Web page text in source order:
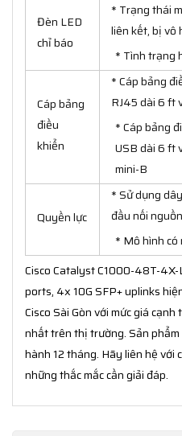
Đèn LED
chỉ báo
* Trạng thái
liên kết, bị vô
* Tình trạng
Cáp bảng
điều
khiển
* Cáp bảng
RJ45 dài 6 ft
* Cáp bảng
USB dài 6 ft
mini-B
Quyền lực
* Sử dụng
đầu nối
* Mô hình
Cisco Catalyst C1000-48T-
ports, 4x 10G SFP+ uplinks
Cisco Sài Gòn với mức giá
nhất trên thị trường. Sản phẩm
hành 12 tháng. Hãy liên hệ với
những thắc mắc cần giải đáp.